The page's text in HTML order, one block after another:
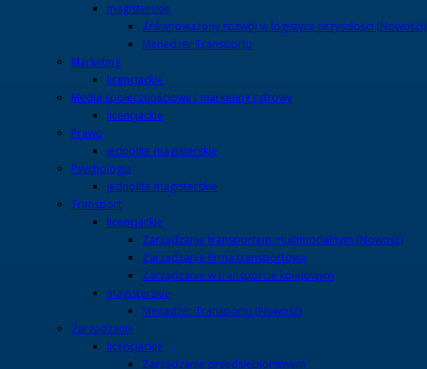
magisterskie
Zrównoważony rozwój w logistyce przyszłości (Nowość!)
Menedżer Transportu
Marketing
licencjackie
Media społecznościowe i marketing cyfrowy
licencjackie
Prawo
jednolite magisterskie
Psychologia
jednolite magisterskie
Transport
licencjackie
Zarządzanie transportem multimodalnym (Nowość)
Zarządzanie firmą transportową
Zarządzanie w transporcie kolejowym
magisterskie
Menadżer Transportu (Nowość)
Zarządzanie
licencjackie
Zarządzanie przedsiębiorstwem